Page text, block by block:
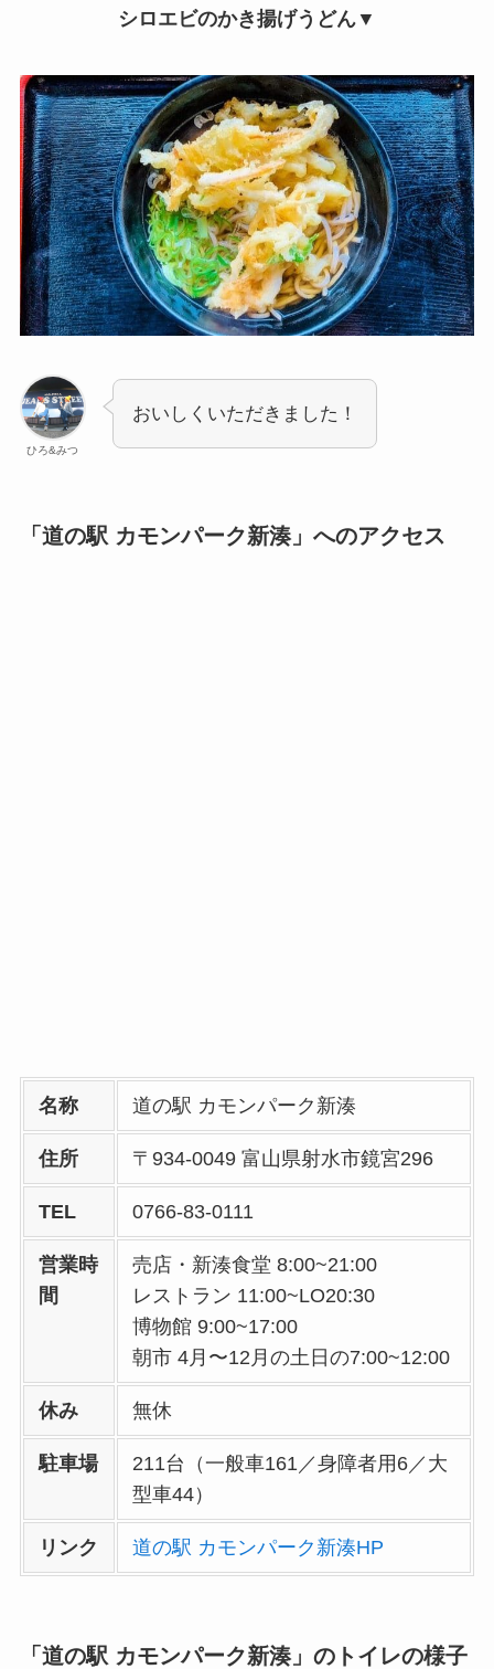
シロエビのかき揚げうどん▼
ひろ&みつ
おいしくいただきました！
「道の駅 カモンパーク新湊」へのアクセス
名称 道の駅 カモンパーク新湊
住所 〒934-0049 富山県射水市鏡宮296
TEL 0766-83-0111
営業時
間
売店・新湊食堂 8:00~21:00
レストラン 11:00~LO20:30
博物館 9:00~17:00
朝市 4月〜12月の土日の7:00~12:00
休み 無休
駐車場
211台（一般車161／身障者用6／大
型車44）
リンク 道の駅 カモンパーク新湊HP
「道の駅 カモンパーク新湊」のトイレの様子